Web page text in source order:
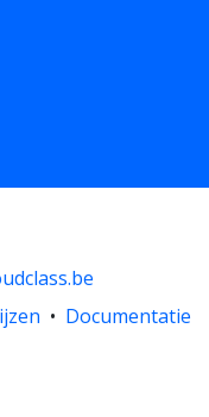
• Documentatie